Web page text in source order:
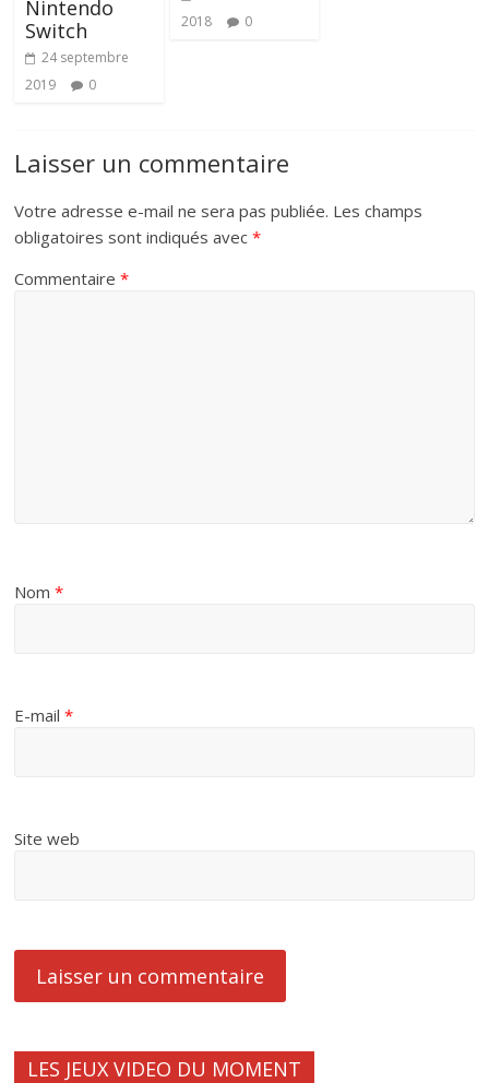
Nintendo
Switch
24 septembre
2019
0
2018
0
Laisser un commentaire
Votre adresse e-mail ne sera pas publiée. Les champs
obligatoires sont indiqués avec*
Commentaire*
Nom*
E-mail*
Site web
LES JEUX VIDEO DU MOMENT